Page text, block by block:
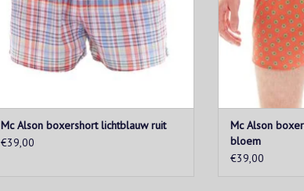
Mc Alson boxershort lichtblauw ruit
€39,00
Mc Alson
bloem
€39,00